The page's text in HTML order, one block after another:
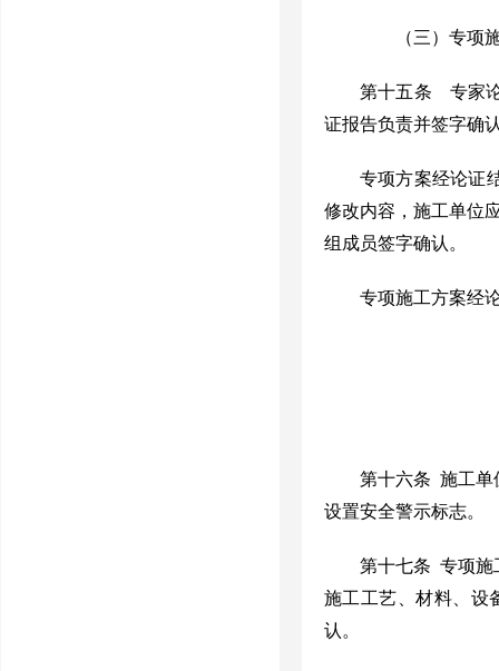
（三）专项施
第十五条
专家
证报告负责并签字确
专项方案经论证
修改内容，施工单位
组成员签字确认。
专项施工方案经
第十六条 施工单
设置安全警示标志。
第十七条 专项施
施工工艺、材料、设
认。